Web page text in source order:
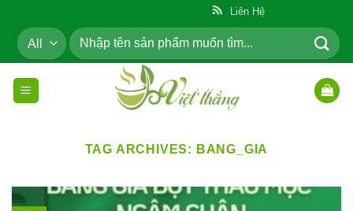
content
Liên Hệ
Tìm
kiếm:
TAG ARCHIVES: BANG_GIA